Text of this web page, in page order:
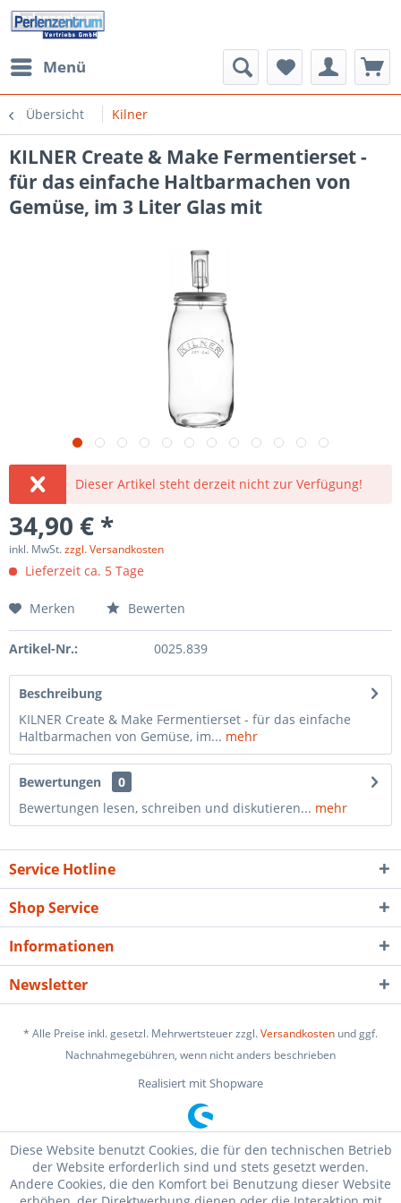
Menü
Übersicht Kilner
KILNER Create & Make Fermentierset -
für das einfache Haltbarmachen von
Gemüse, im 3 Liter Glas mit
Dieser Artikel steht derzeit nicht zur Verfügung!
34,90 € *
inkl. MwSt.zzgl. Versandkosten
Lieferzeit ca. 5 Tage
Merken Bewerten
Artikel-Nr.: 0025.839
Beschreibung
KILNER Create & Make Fermentierset - für das einfache
Haltbarmachen von Gemüse, im... mehr
Bewertungen
0
Bewertungen lesen, schreiben und diskutieren... mehr
Service Hotline
Shop Service
Informationen
Newsletter
* Alle Preise inkl. gesetzl. Mehrwertsteuer zzgl.Versandkosten und ggf.
Nachnahmegebühren, wenn nicht anders beschrieben
Realisiert mit Shopware
Diese Website benutzt Cookies, die für den technischen Betrieb
der Website erforderlich sind und stets gesetzt werden.
Andere Cookies, die den Komfort bei Benutzung dieser Website